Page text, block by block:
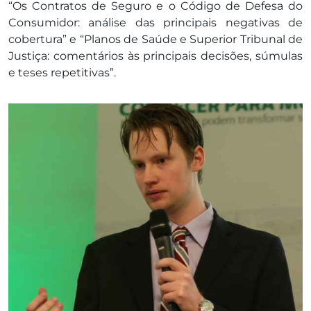
“Os Contratos de Seguro e o Código de Defesa do
Consumidor: análise das principais negativas de
cobertura” e “Planos de Saúde e Superior Tribunal de
Justiça: comentários às principais decisões, súmulas
e teses repetitivas”.